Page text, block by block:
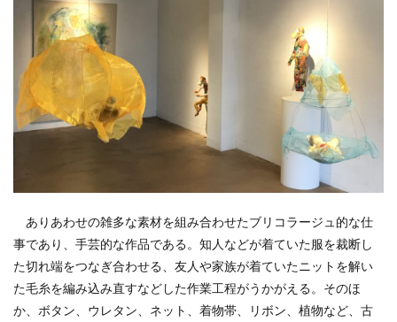
ありあわせの雑多な素材を組み合わせたブリコラージュ的な仕
事であり、手芸的な作品である。知人などが着ていた服を裁断し
た切れ端をつなぎ合わせる、友人や家族が着ていたニットを解い
た毛糸を編み込み直すなどした作業工程がうかがえる。そのほ
か、ボタン、ウレタン、ネット、着物帯、リボン、植物など、古